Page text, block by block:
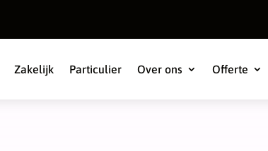
Zakelijk Particulier Over ons Offerte